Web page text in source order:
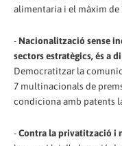
alimentaria i el màxim de
- Nacionalització sense
sectors estratègics, és a
Democratitzar la
7 multinacionals de
condiciona amb patents
-Contra la privatització i